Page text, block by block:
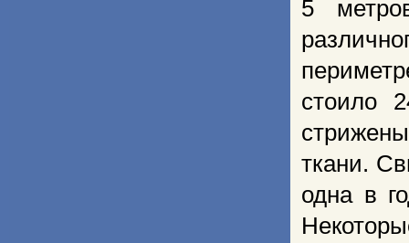
5
стоило
ткани.
одна в